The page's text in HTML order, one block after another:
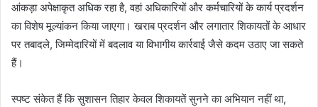
आंकड़ा अपेक्षाकृत अधिक रहा है, वहां अधिकारियों और कर्मचारियों के कार्य प्रदर्शन
का विशेष मूल्यांकन किया जाएगा। खराब प्रदर्शन और लगातार शिकायतों के आधार
पर तबादले, जिम्मेदारियों में बदलाव या विभागीय कार्रवाई जैसे कदम उठाए जा सकते
हैं।
स्पष्ट संकेत हैं कि सुशासन तिहार केवल शिकायतें सुनने का अभियान नहीं था,